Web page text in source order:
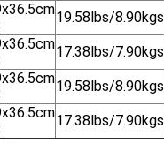
19.58lbs/8.90kgs
17.38lbs/7.90kgs
19.58lbs/8.90kgs
17.38lbs/7.90kgs